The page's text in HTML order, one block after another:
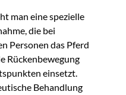
man eine spezielle
die bei
Personen das Pferd
Rückenbewegung
einsetzt.
Behandlung